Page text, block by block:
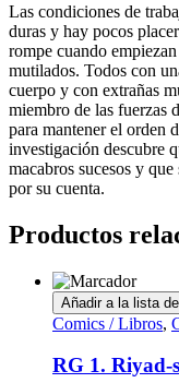
Las condiciones de
duras y hay pocos
rompe cuando
mutilados. Todos con
cuerpo y con extrañas
miembro de las fuerzas
para mantener el orden
investigación descubre
macabros sucesos y
por su cuenta.
Productos
Añadir a la lista
Comics / Libros,
RG 1. Riyad-